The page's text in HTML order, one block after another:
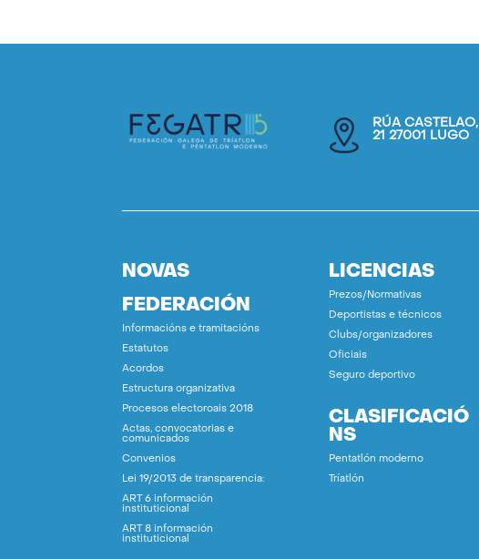
RÚA CASTELAO,
21 27001 LUGO
NOVAS
FEDERACIÓN
Informacións e tramitacións
Estatutos
Acordos
Estructura organizativa
Procesos electoroais 2018
Actas, convocatorias e
comunicados
Convenios
Lei 19/2013 de transparencia:
ART 6 información
instituticional
ART 8 información
instituticional
LICENCIAS
Prezos/Normativas
Deportistas e técnicos
Clubs/organizadores
Oficiais
Seguro deportivo
CLASIFICACIÓ
NS
Pentatlón moderno
Tríatlón